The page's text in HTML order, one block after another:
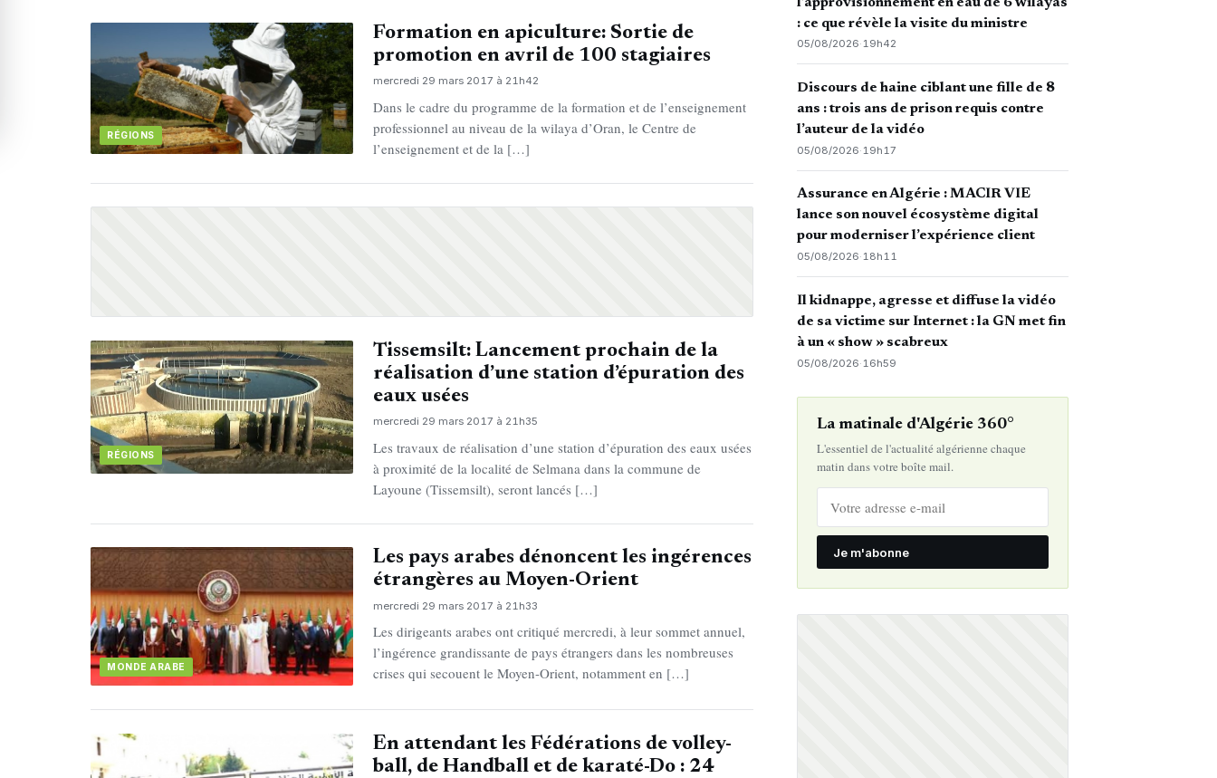
RÉGIONS
Formation en apiculture: Sortie de
promotion en avril de 100 stagiaires
mercredi 29 mars 2017 à 21h42
Dans le cadre du programme de la formation et de l’enseignement
professionnel au niveau de la wilaya d’Oran, le Centre de
l’enseignement et de la […]
RÉGIONS
Tissemsilt: Lancement prochain de la
réalisation d’une station d’épuration des
eaux usées
mercredi 29 mars 2017 à 21h35
Les travaux de réalisation d’une station d’épuration des eaux usées
à proximité de la localité de Selmana dans la commune de
Layoune (Tissemsilt), seront lancés […]
MONDE ARABE
Les pays arabes dénoncent les ingérences
étrangères au Moyen-Orient
mercredi 29 mars 2017 à 21h33
Les dirigeants arabes ont critiqué mercredi, à leur sommet annuel,
l’ingérence grandissante de pays étrangers dans les nombreuses
crises qui secouent le Moyen-Orient, notamment en […]
En attendant les Fédérations de volley-
ball, de Handball et de karaté-Do : 24
: ce que révèle la visite du ministre
05/08/2026·19h42
Discours de haine ciblant une fille de 8
ans : trois ans de prison requis contre
l’auteur de la vidéo
05/08/2026· 19h17
Assurance en Algérie : MACIR VIE
lance son nouvel écosystème digital
pour moderniser l’expérience client
05/08/2026·18h11
Il kidnappe, agresse et diffuse la vidéo
de sa victime sur Internet : la GN met fin
à un « show » scabreux
05/08/2026· 16h59
La matinale d'Algérie 360°
L'essentiel de l'actualité algérienne chaque
matin dans votre boîte mail.
Je m'abonne